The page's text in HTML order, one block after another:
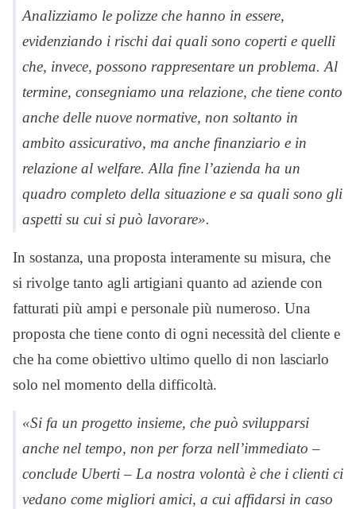
Analizziamo le polizze che hanno in essere,
evidenziando i rischi dai quali sono coperti e quelli
che, invece, possono rappresentare un problema. Al
termine, consegniamo una relazione, che tiene conto
anche delle nuove normative, non soltanto in
ambito assicurativo, ma anche finanziario e in
relazione al welfare. Alla fine l’azienda ha un
quadro completo della situazione e sa quali sono gli
aspetti su cui si può lavorare».
In sostanza, una proposta interamente su misura, che
si rivolge tanto agli artigiani quanto ad aziende con
fatturati più ampi e personale più numeroso. Una
proposta che tiene conto di ogni necessità del cliente e
che ha come obiettivo ultimo quello di non lasciarlo
solo nel momento della difficoltà.
«Si fa un progetto insieme, che può svilupparsi
anche nel tempo, non per forza nell’immediato –
conclude Uberti – La nostra volontà è che i clienti ci
vedano come migliori amici, a cui affidarsi in caso